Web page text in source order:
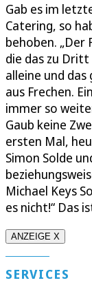
Gab es im
Catering, so
behoben. „Der
die das zu
alleine und das
aus Frechen.
immer so
Gaub keine
ersten Mal,
Simon Solde
Michael Keys
es nicht!“ Das
ANZEIGE X
SERVICES